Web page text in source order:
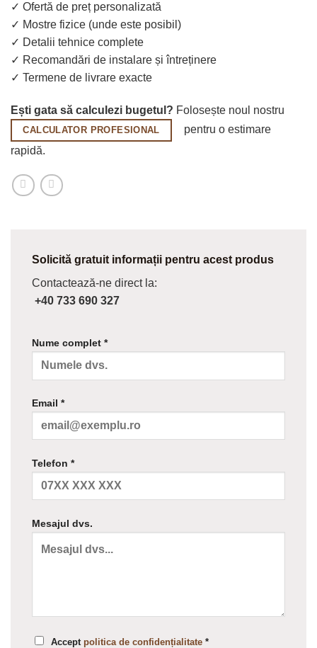
✓ Ofertă de preț personalizată
✓ Mostre fizice (unde este posibil)
✓ Detalii tehnice complete
✓ Recomandări de instalare și întreținere
✓ Termene de livrare exacte
Ești gata să calculezi bugetul? Folosește noul nostru
CALCULATOR PROFESIONAL
pentru o estimare
rapidă.
Solicită gratuit informații pentru acest produs
Contactează-ne direct la:
+40 733 690 327
Nume complet *
Email *
Telefon *
Mesajul dvs.
Accept politica de confidențialitate *